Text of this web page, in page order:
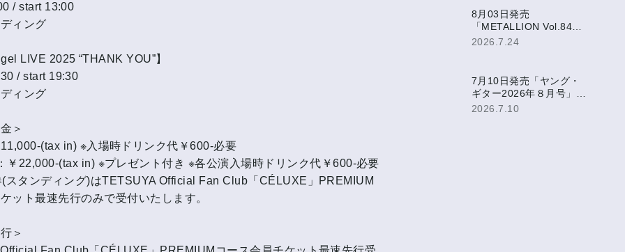
/ start 13:00
ィング
LIVE 2025 “THANK YOU”】
/ start 19:30
ィング
＞
(tax in) ※入場時ドリンク代￥600-必要
￥22,000-(tax in) ※プレゼント付き ※各公演入場時ドリンク代￥600-必要
スタンディング)はTETSUYA Official Fan Club「CÉLUXE」PREMIUM
ット最速先行のみで受付いたします。
＞
8月03日発売
「METALLION Vol.84」
にて、SAKI表紙巻頭掲
2026.7.24
7月10日発売「ヤング・
ギター2026年８月号」に
SAKIアンケート掲載！
2026.7.10